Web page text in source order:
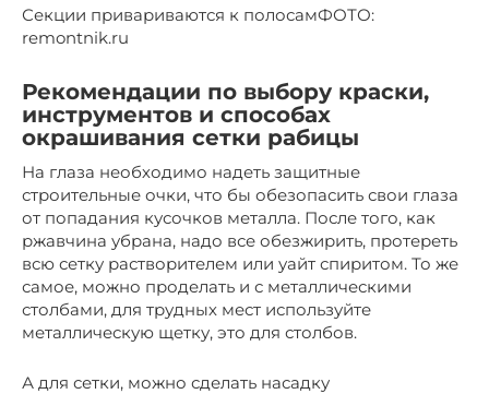
Секции привариваются к полосамФОТО:
remontnik.ru
Рекомендации по выбору краски,
инструментов и способах
окрашивания сетки рабицы
На глаза необходимо надеть защитные
строительные очки, что бы обезопасить свои глаза
от попадания кусочков металла. После того, как
ржавчина убрана, надо все обезжирить, протереть
всю сетку растворителем или уайт спиритом. То же
самое, можно проделать и с металлическими
столбами, для трудных мест используйте
металлическую щетку, это для столбов.
А для сетки, можно сделать насадку